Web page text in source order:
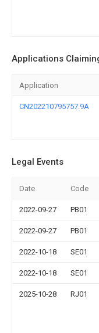
Applications
Application
CN202210795757.9A
Legal Events
Date Code
2022-09-27 PB01
2022-09-27 PB01
2022-10-18 SE01
2022-10-18 SE01
2025-10-28 RJ01